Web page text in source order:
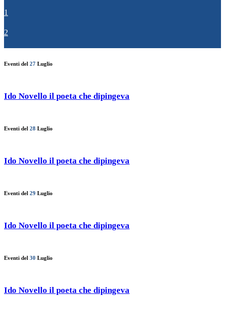
1
2
Eventi del 27 Luglio
Ido Novello il poeta che dipingeva
Eventi del 28 Luglio
Ido Novello il poeta che dipingeva
Eventi del 29 Luglio
Ido Novello il poeta che dipingeva
Eventi del 30 Luglio
Ido Novello il poeta che dipingeva